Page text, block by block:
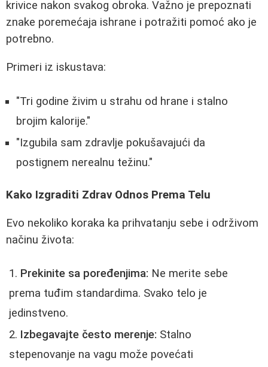
krivice nakon svakog obroka. Važno je prepoznati
znake poremećaja ishrane i potražiti pomoć ako je
potrebno.
Primeri iz iskustava:
"Tri godine živim u strahu od hrane i stalno
brojim kalorije."
"Izgubila sam zdravlje pokušavajući da
postignem nerealnu težinu."
Kako Izgraditi Zdrav Odnos Prema Telu
Evo nekoliko koraka ka prihvatanju sebe i održivom
načinu života:
Prekinite sa poređenjima: Ne merite sebe
prema tuđim standardima. Svako telo je
jedinstveno.
Izbegavajte često merenje: Stalno
stepenovanje na vagu može povećati